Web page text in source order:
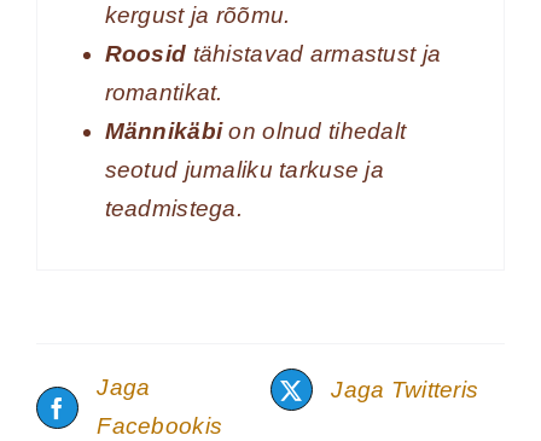
kergust ja rõõmu.
Roosid tähistavad armastust ja
romantikat.
Männikäbion olnud tihedalt
seotud jumaliku tarkuse ja
teadmistega.
Jaga
Facebookis
Jaga Twitteris